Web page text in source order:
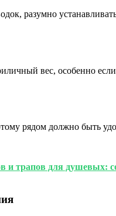
разумно
вес, особенно
рядом должно быть
и трапов для душевых: